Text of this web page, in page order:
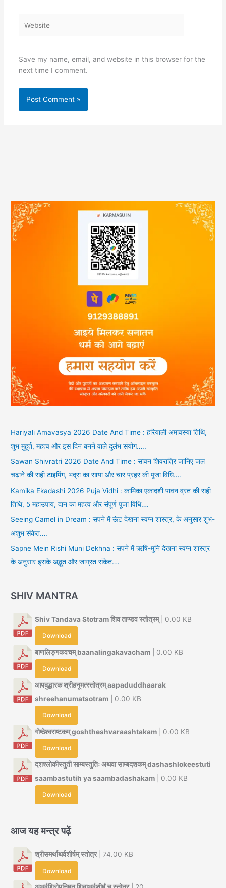
Save my name, email, and website in this browser for the
next time I comment.
Hariyali Amavasya 2026 Date And Time : हरियाली अमावस्या तिथि,
शुभ मुहूर्त, महत्व और इस दिन बनने वाले दुर्लभ संयोग…..
Sawan Shivratri 2026 Date And Time : सावन शिवरात्रि जानिए जल
चढ़ाने की सही टाइमिंग, भद्रा का साया और चार प्रहर की पूजा विधि….
Kamika Ekadashi 2026 Puja Vidhi : कामिका एकादशी पावन व्रत की सही
तिथि, 5 महाउपाय, दान का महत्व और संपूर्ण पूजा विधि….
Seeing Camel in Dream : सपने में ऊंट देखना स्वप्न शास्त्र, के अनुसार शुभ-
अशुभ संकेत….
Sapne Mein Rishi Muni Dekhna : सपने में ऋषि-मुनि देखना स्वप्न शास्त्र
के अनुसार इसके अद्भुत और जाग्रत संकेत….
SHIV MANTRA
Shiv Tandava Stotram शिव ताण्डव स्तोत्रम्| 0.00 KB
Download
बाणलिङ्गकवचम् baanalingakavacham | 0.00 KB
Download
आपदुद्धारक श्रीहनूमत्स्तोत्रम् aapaduddhaarak
shreehanumatsotram | 0.00 KB
Download
गोष्ठेश्वराष्टकम् goshtheshvaraashtakam | 0.00 KB
Download
दशश्लोकीस्तुती साम्बस्तुतिः अथवा साम्बदशकम् dashashlokeestuti
saambastutih ya saambadashakam | 0.00 KB
Download
आज यह मन्त्र पढ़ें
श्रीसमर्थाथर्वशीर्षम् स्तोत्र| 74.00 KB
Download